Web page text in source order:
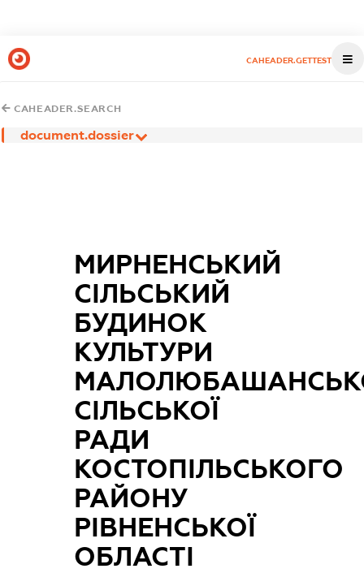
CAHEADER.GETTEST
CAHEADER.SEARCH
document.dossier
МИРНЕНСЬКИЙ
СІЛЬСЬКИЙ
БУДИНОК
КУЛЬТУРИ
СІЛЬСЬКОЇ
РАДИ
КОСТОПІЛЬСЬКОГО
РАЙОНУ
РІВНЕНСЬКОЇ
ОБЛАСТІ